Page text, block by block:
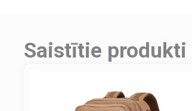
Saistītie produkti